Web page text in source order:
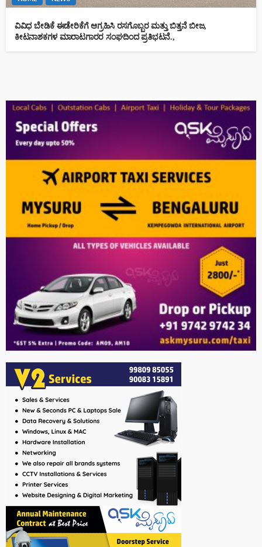
ವಿವಿಧ ಬೇಡಿಕೆ ಈಡೇರಿಕೆಗೆ ಆಗ್ರಹಿಸಿ ರಸಗೊಬ್ಬರ ಮತ್ತು ಬಿತ್ತನೆ ಬೀಜ,
ಕೀಟನಾಶಕಗಳ ಮಾರಾಟಗಾರರ ಸಂಘದಿಂದ ಪ್ರತಿಭಟನೆ.,